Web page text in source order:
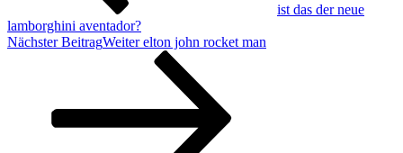
ist das der neue
lamborghini aventador?
Nächster BeitragWeiter elton john rocket man